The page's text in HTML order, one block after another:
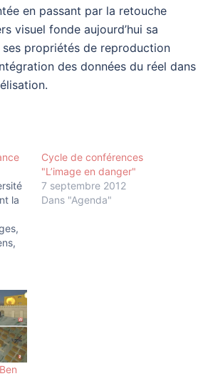
en passant par la retouche
visuel fonde aujourd’hui sa
ses propriétés de reproduction
des données du réel dans
la
Cycle de conférences
"L’image en danger"
7 septembre 2012
Dans "Agenda"